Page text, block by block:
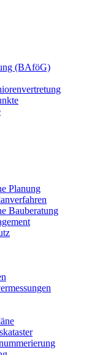
(BAföG)
Planung
Bauberatung